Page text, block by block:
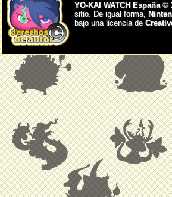
YO-KAI WATCH España ©
sitio. De igual forma,
bajo una licencia de